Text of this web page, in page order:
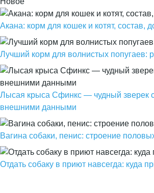
Акана: корм для кошек и котят, состав,
Лучший корм для волнистых попугаев:
Лысая крыса Сфинкс — чудный зверек
внешними данными
Вагина собаки, пенис: строение
Отдать собаку в приют навсегда: куда